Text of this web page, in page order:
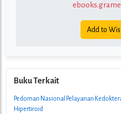
Add to
Buku Terkait
Pedoman Nasional Pelayanan
Hipertiroid